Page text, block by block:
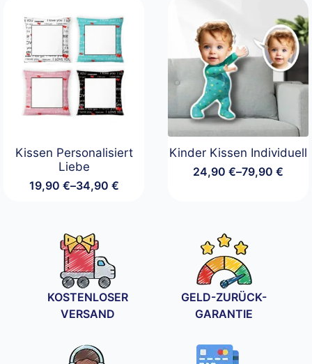
Kissen Personalisiert
Liebe
19,90 €–34,90 €
Preisspanne:
34,90 €
Kinder Kissen Individuell
24,90 €–79,90 €
Preisspanne:
KOSTENLOSER
VERSAND
GELD-ZURÜCK-
GARANTIE